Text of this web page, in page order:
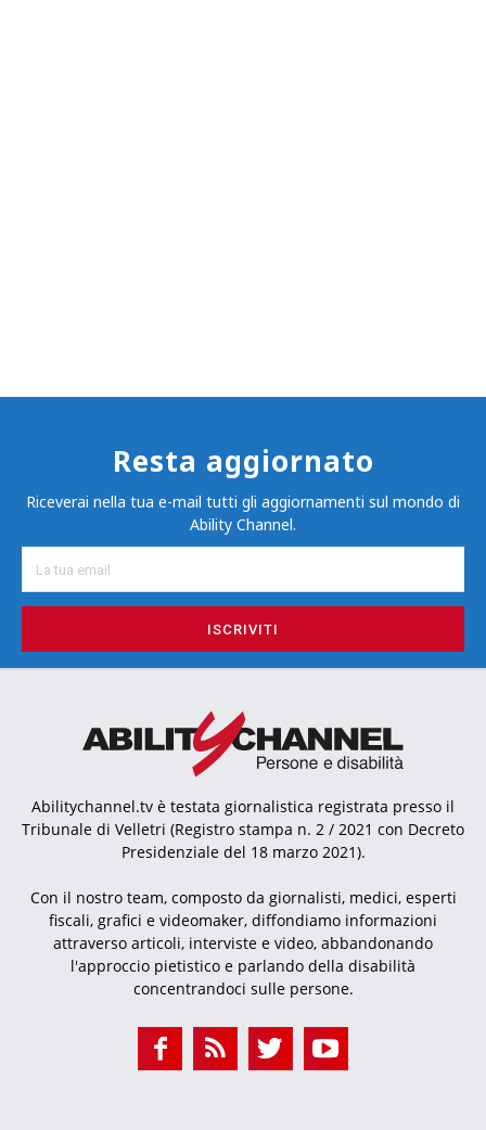
Resta aggiornato
Riceverai nella tua e-mail tutti gli aggiornamenti sul mondo di
Ability Channel.
ISCRIVITI
Abilitychannel.tv è testata giornalistica registrata presso il
Tribunale di Velletri (Registro stampa n. 2 / 2021 con Decreto
Presidenziale del 18 marzo 2021).
Con il nostro team, composto da giornalisti, medici, esperti
fiscali, grafici e videomaker, diffondiamo informazioni
attraverso articoli, interviste e video, abbandonando
l'approccio pietistico e parlando della disabilità
concentrandoci sulle persone.